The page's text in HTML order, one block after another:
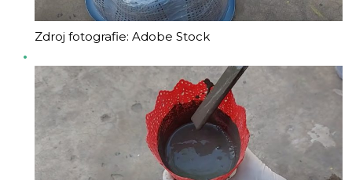
Zdroj fotografie: Adobe Stock